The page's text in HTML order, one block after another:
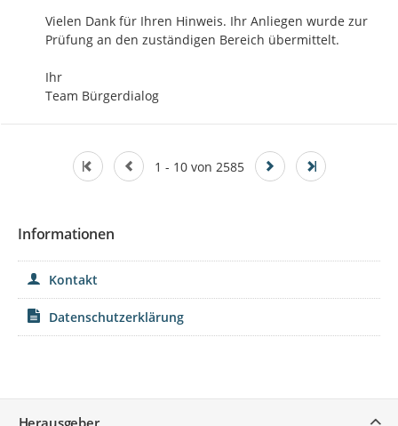
Vielen Dank für Ihren Hinweis. Ihr Anliegen wurde zur
Prüfung an den zuständigen Bereich übermittelt.
Ihr
Team Bürgerdialog
1 - 10 von 2585
Informationen
Kontakt
Datenschutzerklärung